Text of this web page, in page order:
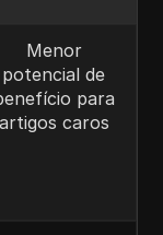
Menor
potencial de
para
artigos caros